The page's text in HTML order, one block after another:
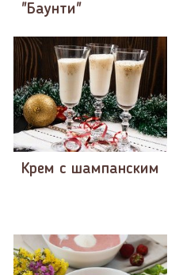
"Баунти"
Крем с шампанским